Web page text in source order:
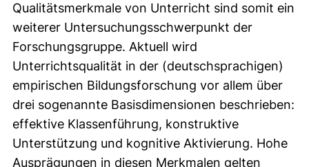
Qualitätsmerkmale von Unterricht sind somit ein
weiterer Untersuchungsschwerpunkt der
Forschungsgruppe. Aktuell wird
Unterrichtsqualität in der (deutschsprachigen)
empirischen Bildungsforschung vor allem über
drei sogenannte Basisdimensionen beschrieben:
effektive Klassenführung, konstruktive
Unterstützung und kognitive Aktivierung. Hohe
Ausprägungen in diesen Merkmalen gelten